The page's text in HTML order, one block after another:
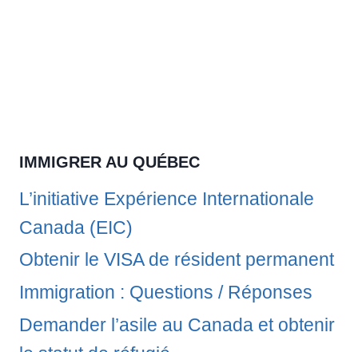
IMMIGRER AU QUÉBEC
L’initiative Expérience Internationale
Canada (EIC)
Obtenir le VISA de résident permanent
Immigration : Questions / Réponses
Demander l’asile au Canada et obtenir